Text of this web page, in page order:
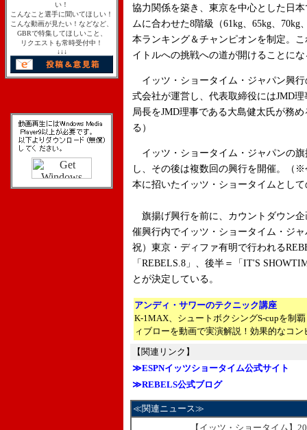
い！
こんなこと選手に聞いてほしい！
こんな動画が見たい！などなど、
GBRで特集してほしいこと、
リクエストも常時受付中！
↓↓↓
協力関係を築き、東京を中心とした日
ムに合わせた8階級（61kg、65kg、70kg
本ランキング＆チャンピオンを制定。
イトルへの挑戦への道が開けることにな
イッツ・ショータイム・ジャパン興
式会社が運営し、代表取締役にはJMD
局長をJMD理事である大島健太氏が務
る）
イッツ・ショータイム・ジャパンの
し、その後は複数回の興行を開催。（
本に招いたイッツ・ショータイムとし
旗揚げ興行を前に、カウントダウン
催興行内でイッツ・ショータイム・ジ
祝）東京・ディファ有明で行われる
「REBELS.8」、後半＝「IT'S
とが決定している。
アンディ・サワーのテクニック講座
K-1MAX、シュートボクシングS-cupを制
ィブローを動画で実演解説！効果的なコ
【関連リンク】
≫ESPNイッツショータイム公式サイト
≫REBELS公式ブログ
≪関連ニュース≫
【イッツ・ショータイム】